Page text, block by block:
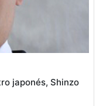
japonés, Shinzo